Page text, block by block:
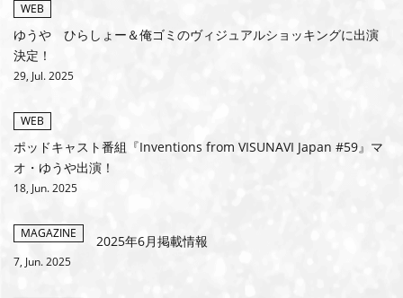
MEDIA
ARCHIVES
WEB
ゆうや ひらしょー＆俺ゴミのヴィジュアルショッキングに出演
決定！
29, Jul. 2025
WEB
ポッドキャスト番組『Inventions from VISUNAVI Japan #59』マ
オ・ゆうや出演！
18, Jun. 2025
MAGAZINE 2025年6月掲載情報
7, Jun. 2025